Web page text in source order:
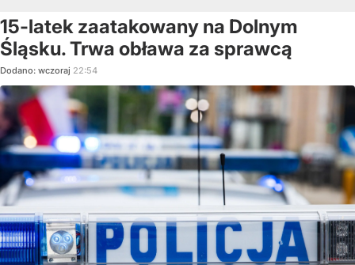
15-latek zaatakowany na Dolnym
Śląsku. Trwa obława za sprawcą
Dodano: wczoraj 22:54